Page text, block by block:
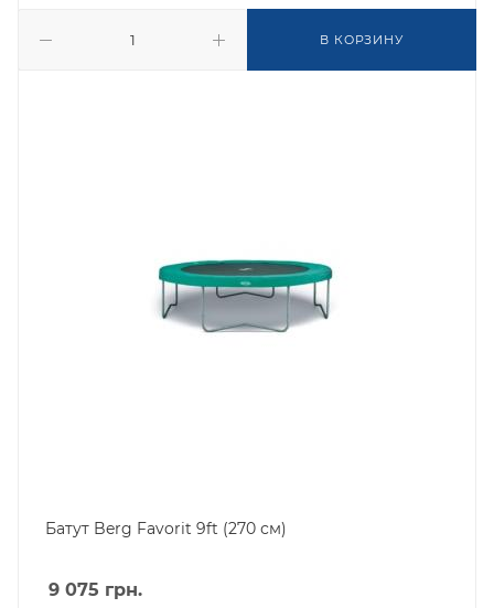
В КОРЗИНУ
Батут Berg Favorit 9ft (270 см)
9 075 грн.